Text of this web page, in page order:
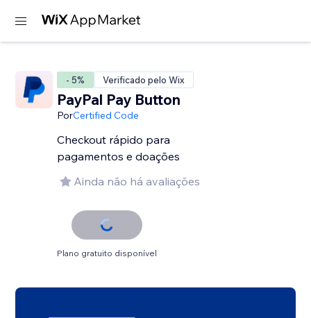
- 5% Verificado pelo Wix
PayPal Pay Button
PorCertified Code
Checkout rápido para
pagamentos e doações
Ainda não há avaliações
Plano gratuito disponível